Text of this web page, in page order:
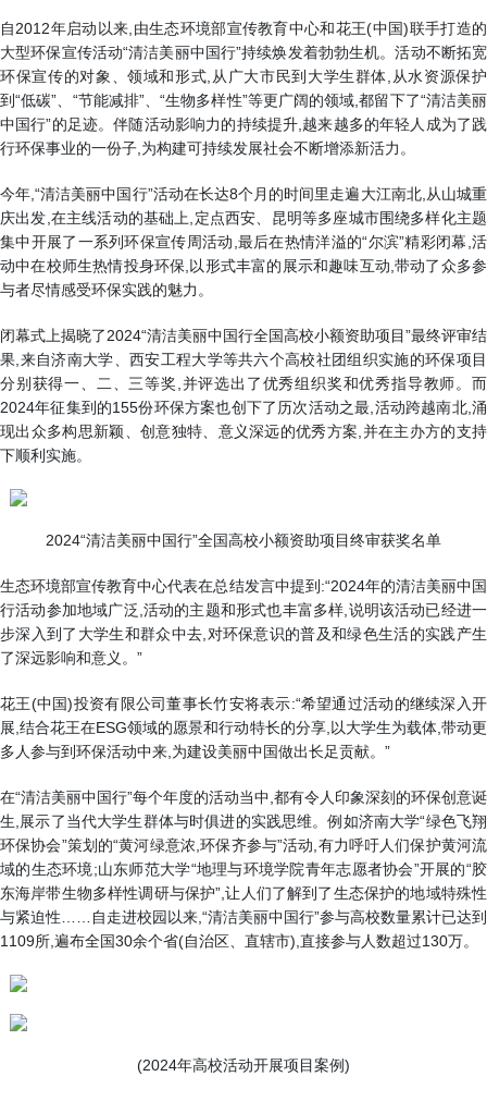
自2012年启动以来,由生态环境部宣传教育中心和花王(中国)联手打造的
大型环保宣传活动“清洁美丽中国行”持续焕发着勃勃生机。活动不断拓宽
环保宣传的对象、领域和形式,从广大市民到大学生群体,从水资源保护
到“低碳”、“节能减排”、“生物多样性”等更广阔的领域,都留下了“清洁美丽
中国行”的足迹。伴随活动影响力的持续提升,越来越多的年轻人成为了践
行环保事业的一份子,为构建可持续发展社会不断增添新活力。
今年,“清洁美丽中国行”活动在长达8个月的时间里走遍大江南北,从山城重
庆出发,在主线活动的基础上,定点西安、昆明等多座城市围绕多样化主题
集中开展了一系列环保宣传周活动,最后在热情洋溢的“尔滨”精彩闭幕,活
动中在校师生热情投身环保,以形式丰富的展示和趣味互动,带动了众多参
与者尽情感受环保实践的魅力。
闭幕式上揭晓了2024“清洁美丽中国行全国高校小额资助项目”最终评审结
果,来自济南大学、西安工程大学等共六个高校社团组织实施的环保项目
分别获得一、二、三等奖,并评选出了优秀组织奖和优秀指导教师。而
2024年征集到的155份环保方案也创下了历次活动之最,活动跨越南北,涌
现出众多构思新颖、创意独特、意义深远的优秀方案,并在主办方的支持
下顺利实施。
2024“清洁美丽中国行”全国高校小额资助项目终审获奖名单
生态环境部宣传教育中心代表在总结发言中提到:“2024年的清洁美丽中国
行活动参加地域广泛,活动的主题和形式也丰富多样,说明该活动已经进一
步深入到了大学生和群众中去,对环保意识的普及和绿色生活的实践产生
了深远影响和意义。”
花王(中国)投资有限公司董事长竹安将表示:“希望通过活动的继续深入开
展,结合花王在ESG领域的愿景和行动特长的分享,以大学生为载体,带动更
多人参与到环保活动中来,为建设美丽中国做出长足贡献。”
在“清洁美丽中国行”每个年度的活动当中,都有令人印象深刻的环保创意诞
生,展示了当代大学生群体与时俱进的实践思维。例如济南大学“绿色飞翔
环保协会”策划的“黄河绿意浓,环保齐参与”活动,有力呼吁人们保护黄河流
域的生态环境;山东师范大学“地理与环境学院青年志愿者协会”开展的“胶
东海岸带生物多样性调研与保护”,让人们了解到了生态保护的地域特殊性
与紧迫性……自走进校园以来,“清洁美丽中国行”参与高校数量累计已达到
1109所,遍布全国30余个省(自治区、直辖市),直接参与人数超过130万。
(2024年高校活动开展项目案例)